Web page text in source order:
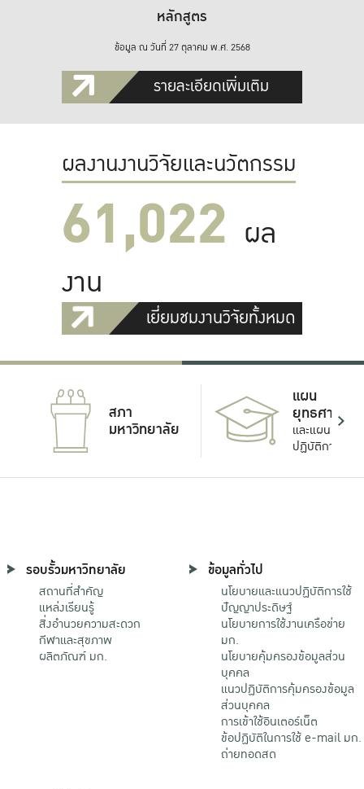
หลักสูตร
ข้อมูล ณ วันที่ 27 ตุลาคม พ.ศ. 2568
รายละเอียดเพิ่มเติม
ผลงานงานวิจัยและนวัตกรรม
61,022 ผล
งาน
เยี่ยมชมงานวิจัยทั้งหมด
สภา
มหาวิทยาลัย
แผน
ยุทธศาสตร์
และแผน
ปฏิบัติการ
รอบรั้วมหาวิทยาลัย
สถานที่สำคัญ
แหล่งเรียนรู้
สิ่งอำนวยความสะดวก
กีฬาและสุขภาพ
ผลิตภัณฑ์ มก.
ข้อมูลทั่วไป
นโยบายและแนวปฏิบัติการใช้
ปัญญาประดิษฐ์
นโยบายการใช้งานเครือข่าย
มก.
นโยบายคุ้มครองข้อมูลส่วน
บุคคล
แนวปฏิบัติการคุ้มครองข้อมูล
ส่วนบุคคล
การเข้าใช้อินเตอร์เน็ต
ข้อปฏิบัติในการใช้ e-mail มก.
ถ่ายทอดสด